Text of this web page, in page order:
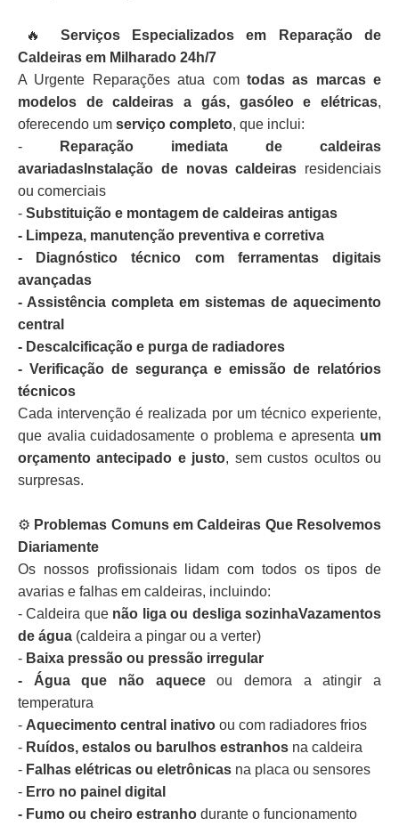
🔥
Serviços Especializados em Reparação de
Caldeiras em Milharado 24h/7
A Urgente Reparações atua com todas as marcas e
modelos de caldeiras a gás, gasóleo e elétricas,
oferecendo um serviço completo, que inclui:
-
Reparação imediata de caldeiras
avariadasInstalação de novas caldeiras residenciais
ou comerciais
- Substituição e montagem de caldeiras antigas
- Limpeza, manutenção preventiva e corretiva
- Diagnóstico técnico com ferramentas digitais
avançadas
- Assistência completa em sistemas de aquecimento
central
- Descalcificação e purga de radiadores
- Verificação de segurança e emissão de relatórios
técnicos
Cada intervenção é realizada por um técnico experiente,
que avalia cuidadosamente o problema e apresenta um
orçamento antecipado e justo, sem custos ocultos ou
surpresas.
⚙️ Problemas Comuns em Caldeiras Que Resolvemos
Diariamente
Os nossos profissionais lidam com todos os tipos de
avarias e falhas em caldeiras, incluindo:
- Caldeira que não liga ou desliga sozinhaVazamentos
de água (caldeira a pingar ou a verter)
- Baixa pressão ou pressão irregular
- Água que não aqueceou demora a atingir a
temperatura
- Aquecimento central inativo ou com radiadores frios
- Ruídos, estalos ou barulhos estranhos na caldeira
- Falhas elétricas ou eletrônicas na placa ou sensores
- Erro no painel digital
- Fumo ou cheiro estranho durante o funcionamento